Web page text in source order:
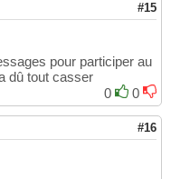
#15
pour participer au
dû tout casser
0
0
#16